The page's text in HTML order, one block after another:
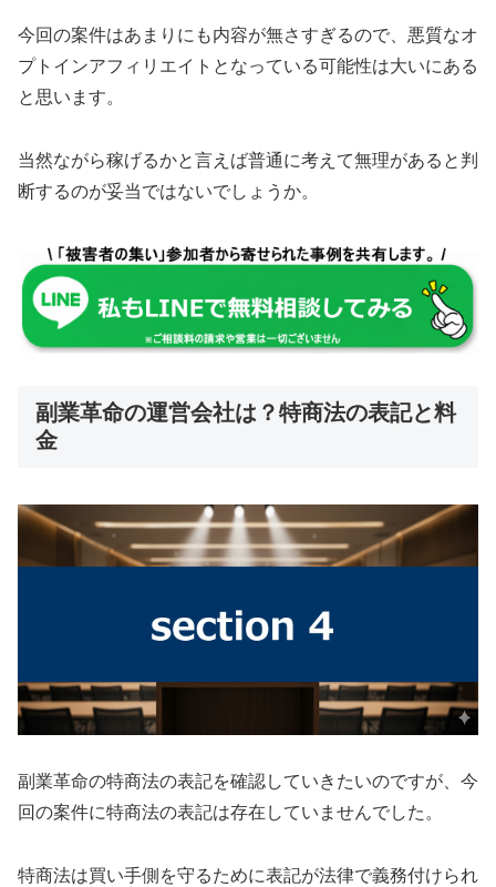
今回の案件はあまりにも内容が無さすぎるので、悪質なオ
プトインアフィリエイトとなっている可能性は大いにある
と思います。
当然ながら稼げるかと言えば普通に考えて無理があると判
断するのが妥当ではないでしょうか。
副業革命の運営会社は？特商法の表記と料
金
副業革命の特商法の表記を確認していきたいのですが、今
回の案件に特商法の表記は存在していませんでした。
特商法は買い手側を守るために表記が法律で義務付けられ